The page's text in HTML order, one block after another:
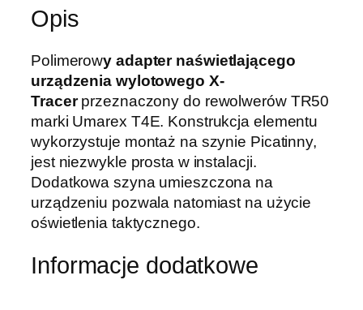
p
e
r
T
4
E
d
o
m
o
Opis
Polimerowy adapter naświetlającego
urządzenia wylotowego X-
Tracerprzeznaczony do rewolwerów TR50
marki Umarex T4E. Konstrukcja elementu
wykorzystuje montaż na szynie Picatinny,
jest niezwykle prosta w instalacji.
Dodatkowa szyna umieszczona na
urządzeniu pozwala natomiast na użycie
oświetlenia taktycznego.
Informacje dodatkowe